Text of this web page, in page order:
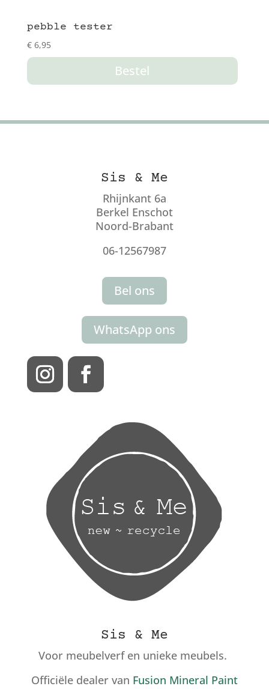
pebble tester
€6,95
Bestel
Sis & Me
Rhijnkant 6a
Berkel Enschot
Noord-Brabant
06-12567987
Bel ons
WhatsApp ons
Sis & Me
Voor meubelverf en unieke meubels.
Officiële dealer van Fusion Mineral Paint